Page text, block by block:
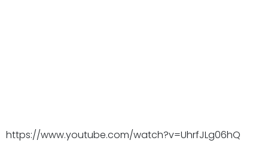
https://www.youtube.com/watch?v=UhrfJLg06hQ